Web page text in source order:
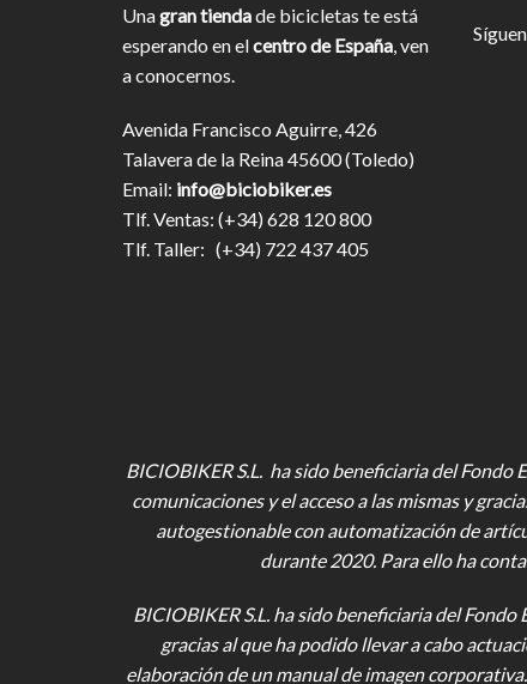
Unagran tiendade bicicletas te está
esperando en elcentro de España , ven
a conocernos.
Avenida Francisco Aguirre, 426
Talavera de la Reina 45600 (Toledo)
Email: info@biciobiker.es
Tlf. Ventas: (+34) 628 120 800
Tlf. Taller: (+34) 722 437 405
BICIOBIKER S.L. ha sido beneficiaria del
comunicaciones y el acceso a las mismas y
autogestionable con automatización de
durante 2020. Para ello ha
BICIOBIKER S.L. ha sido beneficiaria del
gracias al que ha podido llevar a cabo
elaboración de un manual de imagen